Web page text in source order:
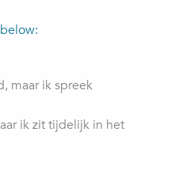
maar ik spreek
ik zit tijdelijk in het